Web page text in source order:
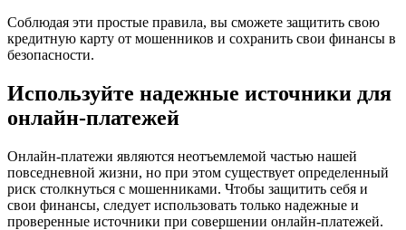
Соблюдая эти простые правила, вы сможете защитить свою
кредитную карту от мошенников и сохранить свои финансы в
безопасности.
Используйте надежные источники для
онлайн-платежей
Онлайн-платежи являются неотъемлемой частью нашей
повседневной жизни, но при этом существует определенный
риск столкнуться с мошенниками. Чтобы защитить себя и
свои финансы, следует использовать только надежные и
проверенные источники при совершении онлайн-платежей.